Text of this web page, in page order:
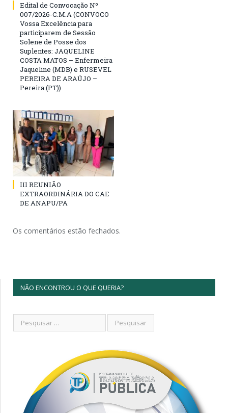
Edital de Convocação Nº
007/2026-C.M.A (CONVOCO
Vossa Excelência para
participarem de Sessão
Solene de Posse dos
Suplentes: JAQUELINE
COSTA MATOS – Enfermeira
Jaqueline (MDB) e RUSEVEL
PEREIRA DE ARAÚJO –
Pereira (PT))
III REUNIÃO
EXTRAORDINÁRIA DO CAE
DE ANAPU/PA
Os comentários estão fechados.
NÃO ENCONTROU O QUE QUERIA?